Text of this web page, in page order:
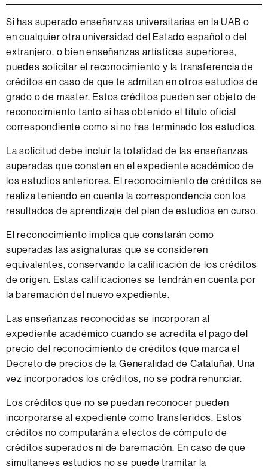
Si has superado enseñanzas universitarias en la UAB o
en cualquier otra universidad del Estado español o del
extranjero, o bien enseñanzas artísticas superiores,
puedes solicitar el reconocimiento y la transferencia de
créditos en caso de que te admitan en otros estudios de
grado o de master. Estos créditos pueden ser objeto de
reconocimiento tanto si has obtenido el título oficial
correspondiente como si no has terminado los estudios.
La solicitud debe incluir la totalidad de las enseñanzas
superadas que consten en el expediente académico de
los estudios anteriores. El reconocimiento de créditos se
realiza teniendo en cuenta la correspondencia con los
resultados de aprendizaje del plan de estudios en curso.
El reconocimiento implica que constarán como
superadas las asignaturas que se consideren
equivalentes, conservando la calificación de los créditos
de origen. Estas calificaciones se tendrán en cuenta por
la baremación del nuevo expediente.
Las enseñanzas reconocidas se incorporan al
expediente académico cuando se acredita el pago del
precio del reconocimiento de créditos (que marca el
Decreto de precios de la Generalidad de Cataluña). Una
vez incorporados los créditos, no se podrá renunciar.
Los créditos que no se puedan reconocer pueden
incorporarse al expediente como transferidos. Estos
créditos no computarán a efectos de cómputo de
créditos superados ni de baremación. En caso de que
simultanees estudios no se puede tramitar la